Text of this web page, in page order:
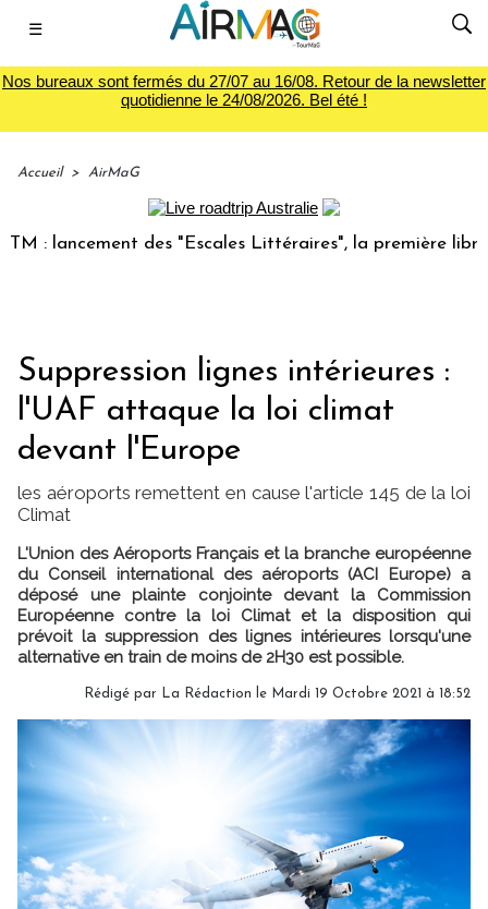
☰
Nos bureaux sont fermés du 27/07 au 16/08. Retour de la newsletter
quotidienne le 24/08/2026. Bel été !
Accueil > AirMaG
lancement des "Escales Littéraires", la première librairie
Suppression lignes intérieures :
l'UAF attaque la loi climat
devant l'Europe
les aéroports remettent en cause l'article 145 de la loi
Climat
L'Union des Aéroports Français et la branche européenne
du Conseil international des aéroports (ACI Europe) a
déposé une plainte conjointe devant la Commission
Européenne contre la loi Climat et la disposition qui
prévoit la suppression des lignes intérieures lorsqu'une
alternative en train de moins de 2H30 est possible.
Rédigé par La Rédaction le Mardi 19 Octobre 2021 à 18:52